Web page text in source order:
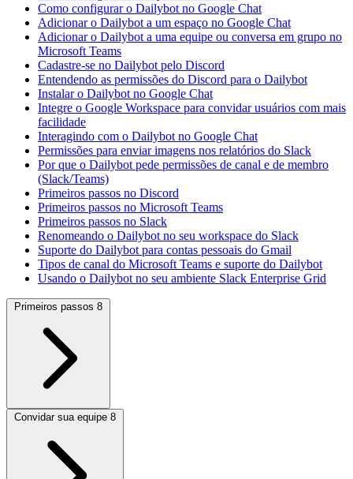
Como configurar o Dailybot no Google Chat
Adicionar o Dailybot a um espaço no Google Chat
Adicionar o Dailybot a uma equipe ou conversa em grupo no
Microsoft Teams
Cadastre-se no Dailybot pelo Discord
Entendendo as permissões do Discord para o Dailybot
Instalar o Dailybot no Google Chat
Integre o Google Workspace para convidar usuários com mais
facilidade
Interagindo com o Dailybot no Google Chat
Permissões para enviar imagens nos relatórios do Slack
Por que o Dailybot pede permissões de canal e de membro
(Slack/Teams)
Primeiros passos no Discord
Primeiros passos no Microsoft Teams
Primeiros passos no Slack
Renomeando o Dailybot no seu workspace do Slack
Suporte do Dailybot para contas pessoais do Gmail
Tipos de canal do Microsoft Teams e suporte do Dailybot
Usando o Dailybot no seu ambiente Slack Enterprise Grid
Primeiros passos 8
Convidar sua equipe 8